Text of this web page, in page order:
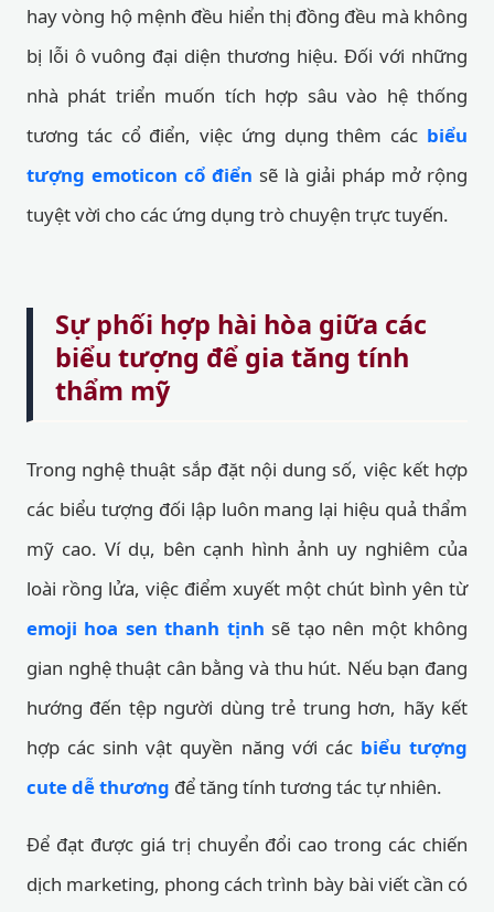
hay vòng hộ mệnh đều hiển thị đồng đều mà không
bị lỗi ô vuông đại diện thương hiệu. Đối với những
nhà phát triển muốn tích hợp sâu vào hệ thống
tương tác cổ điển, việc ứng dụng thêm các biểu
tượng emoticon cổ điển sẽ là giải pháp mở rộng
tuyệt vời cho các ứng dụng trò chuyện trực tuyến.
Sự phối hợp hài hòa giữa các
biểu tượng để gia tăng tính
thẩm mỹ
Trong nghệ thuật sắp đặt nội dung số, việc kết hợp
các biểu tượng đối lập luôn mang lại hiệu quả thẩm
mỹ cao. Ví dụ, bên cạnh hình ảnh uy nghiêm của
loài rồng lửa, việc điểm xuyết một chút bình yên từ
emoji hoa sen thanh tịnh sẽ tạo nên một không
gian nghệ thuật cân bằng và thu hút. Nếu bạn đang
hướng đến tệp người dùng trẻ trung hơn, hãy kết
hợp các sinh vật quyền năng với các biểu tượng
cute dễ thương để tăng tính tương tác tự nhiên.
Để đạt được giá trị chuyển đổi cao trong các chiến
dịch marketing, phong cách trình bày bài viết cần có